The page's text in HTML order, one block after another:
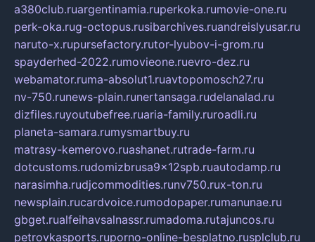
a380club.ruargentinamia.ruperkoka.rumovie-one.ru
perk-oka.rug-octopus.rusibarchives.ruandreislyusar.ru
naruto-x.rupursefactory.rutor-lyubov-i-grom.ru
spayderhed-2022.rumovieone.ruevro-dez.ru
webamator.ruma-absolut1.ruavtopomosch27.ru
nv-750.runews-plain.runertansaga.rudelanalad.ru
dizfiles.ruyoutubefree.ruaria-family.ruroadli.ru
planeta-samara.rumysmartbuy.ru
matrasy-kemerovo.ruashanet.rutrade-farm.ru
dotcustoms.rudomizbrusa9x12spb.ruautodamp.ru
narasimha.rudjcommodities.runv750.rux-ton.ru
newsplain.rucardvoice.rumodopaper.rumanunae.ru
gbget.rualfeihavsalnassr.rumadoma.rutajuncos.ru
petrovkasports.ruporno-online-besplatno.rusplclub.ru